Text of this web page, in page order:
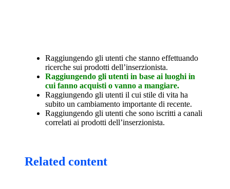
Raggiungendo gli utenti che stanno effettuando
ricerche sui prodotti dell’inserzionista.
Raggiungendo gli utenti in base ai luoghi in
cui fanno acquisti o vanno a mangiare.
Raggiungendo gli utenti il cui stile di vita ha
subito un cambiamento importante di recente.
Raggiungendo gli utenti che sono iscritti a canali
correlati ai prodotti dell’inserzionista.
Related content